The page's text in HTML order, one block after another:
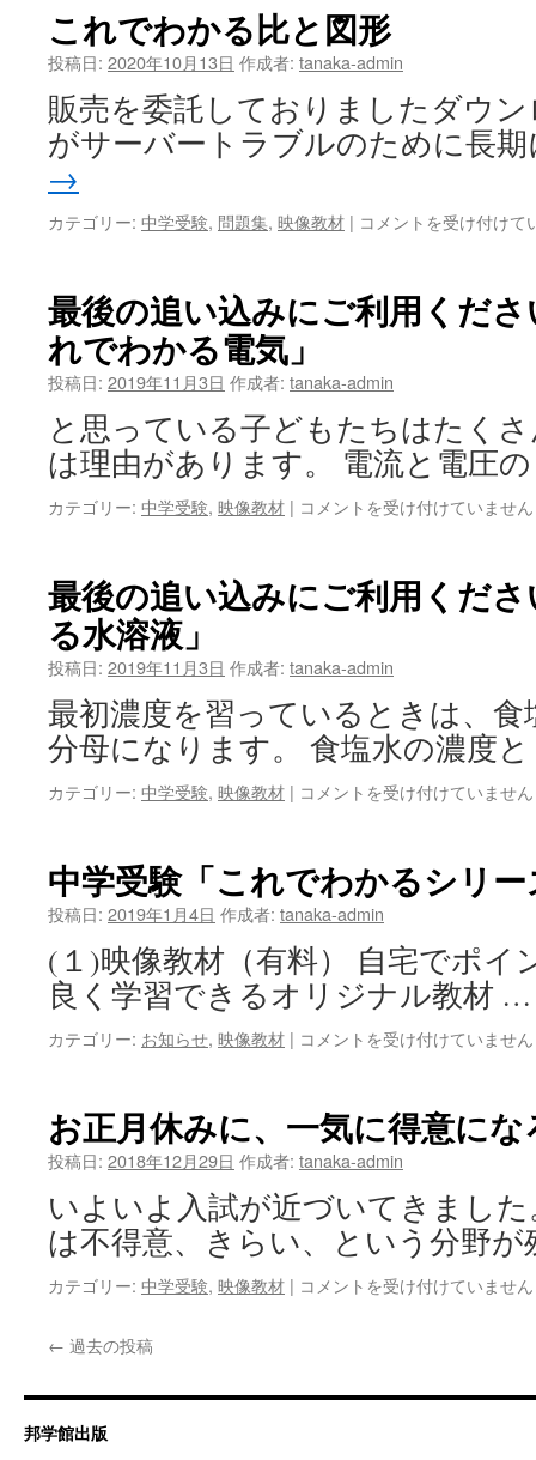
液」
の
お
ら
せ
は
も
う
度
電
気
習
う
は
これでわかる比と図形
投稿日: 2020年10月13日 作成者: tanaka-admin
販売を委託しておりましたダウ
がサーバートラブルのために長
→
カテゴリー: 中学受験, 問題集, 映像教材 | こ
わ
か
と
形
は
コメントを受け付けて
最後の追い込みにご利用くだ
れでわかる電気」
投稿日: 2019年11月3日 作成者: tanaka-admin
と思っている子どもたちはたく
は理由があります。 電流と電圧
カテゴリー: 中学受験, 映像教材 | 最
い
に
利
用
だ
動
画
教
「こ
れ
で
わ
気」
は
コメントを受け付けていません
最後の追い込みにご利用くだ
る水溶液」
投稿日: 2019年11月3日 作成者: tanaka-admin
最初濃度を習っているときは、
分母になります。 食塩水の濃度
カテゴリー: 中学受験, 映像教材 | 最
い
込
に
ご
利
用
く
い。
「こ
れ
で
わ
か
水
コメントを受け付けていません
中学受験「これでわかるシリ
投稿日: 2019年1月4日 作成者: tanaka-admin
(１)映像教材（有料） 自宅でポイ
良く学習できるオリジナル教材
カテゴリー: お知らせ, 映像教材 | 中
「こ
れ
わ
か
る
シ
リ
ご
コメントを受け付けていません
お正月休みに、一気に得意にな
投稿日: 2018年12月29日 作成者: tanaka-admin
いよいよ入試が近づいてきまし
は不得意、きらい、という分野
カテゴリー: 中学受験, 映像教材 | お
に、
コメントを受け付けていません
← 過去の投稿
邦学館出版